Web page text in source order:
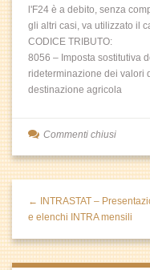
l'F24 è a debito, senza
gli altri casi, va utilizzato il
CODICE TRIBUTO:
8056 – Imposta sostitutiva
rideterminazione dei valori
destinazione agricola
Commenti chiusi
← INTRASTAT –
e elenchi INTRA mensili